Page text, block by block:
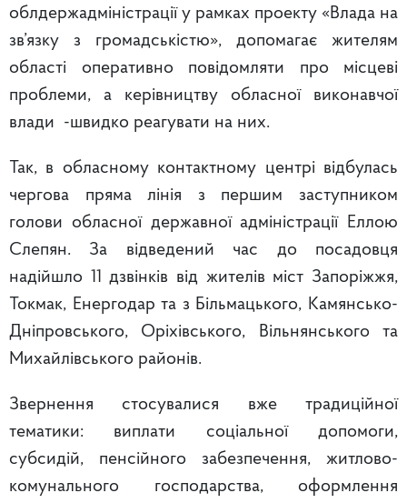
облдержадміністрації у рамках проекту «Влада на
зв’язку з громадськістю», допомагає жителям
області оперативно повідомляти про місцеві
проблеми, а керівництву обласної виконавчої
влади -швидко реагувати на них.
Так, в обласному контактному центрі відбулась
чергова пряма лінія з першим заступником
голови обласної державної адміністрації Еллою
Слепян. За відведений час до посадовця
надійшло 11 дзвінків від жителів міст Запоріжжя,
Токмак, Енергодар та з Більмацького, Камянсько-
Дніпровського, Оріхівського, Вільнянського та
Михайлівського районів.
Звернення стосувалися вже традиційної
тематики: виплати соціальної допомоги,
субсидій, пенсійного забезпечення, житлово-
комунального господарства, оформлення